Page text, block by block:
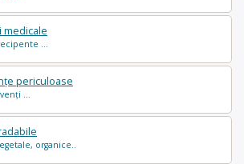
medicale
...
periculoase
...
organice..